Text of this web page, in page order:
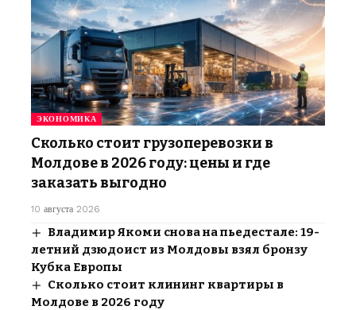
ЭКОНОМИКА
Сколько стоит грузоперевозки в
Молдове в 2026 году: цены и где
заказать выгодно
10 августа 2026
Владимир Якоми снова на пьедестале: 19-
летний дзюдоист из Молдовы взял бронзу
Кубка Европы
Сколько стоит клининг квартиры в
Молдове в 2026 году